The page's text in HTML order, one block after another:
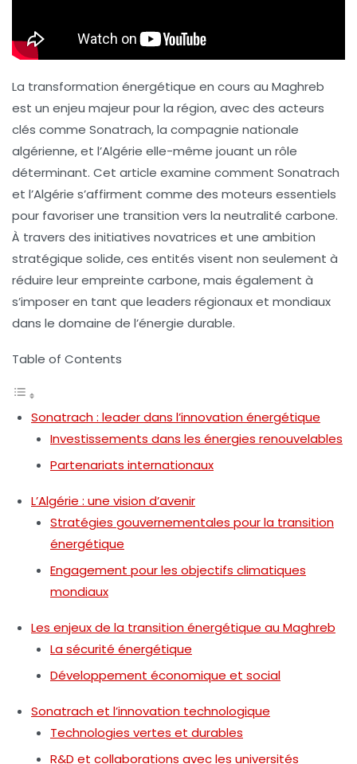
La transformation énergétique en cours au Maghreb
est un enjeu majeur pour la région, avec des acteurs
clés comme Sonatrach, la compagnie nationale
algérienne, et l’Algérie elle-même jouant un rôle
déterminant. Cet article examine comment Sonatrach
et l’Algérie s’affirment comme des moteurs essentiels
pour favoriser une transition vers la neutralité carbone.
À travers des initiatives novatrices et une ambition
stratégique solide, ces entités visent non seulement à
réduire leur empreinte carbone, mais également à
s’imposer en tant que leaders régionaux et mondiaux
dans le domaine de l’énergie durable.
Table of Contents
Sonatrach : leader dans l’innovation énergétique
Investissements dans les énergies renouvelables
Partenariats internationaux
L’Algérie : une vision d’avenir
Stratégies gouvernementales pour la transition
énergétique
Engagement pour les objectifs climatiques
mondiaux
Les enjeux de la transition énergétique au Maghreb
La sécurité énergétique
Développement économique et social
Sonatrach et l’innovation technologique
Technologies vertes et durables
R&D et collaborations avec les universités